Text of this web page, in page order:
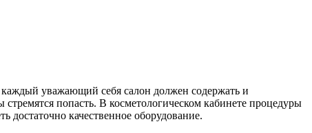
каждый уважающий себя салон должен содержать и
попасть. В косметологическом кабинете процедуры
качественное оборудование.